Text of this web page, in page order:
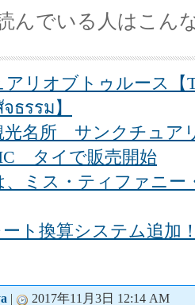
んでいる人はこん
リオブトゥルース【
ธรรม】
名所 サンクチュア
タイで販売開始
ミス・ティファニー
ト換算システム追加
| 2017年11月3日 12:14 AM